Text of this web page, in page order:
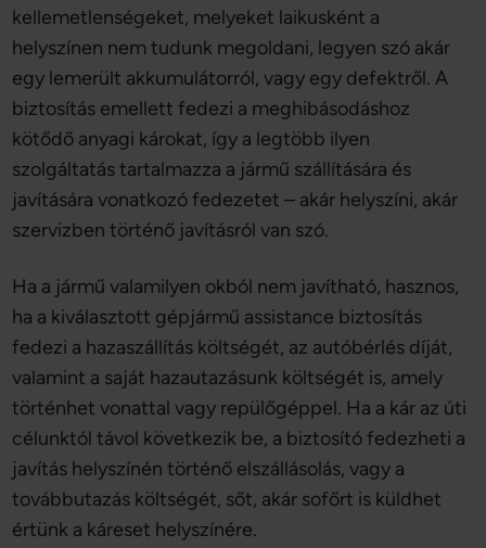
kellemetlenségeket, melyeket laikusként a
helyszínen nem tudunk megoldani, legyen szó akár
egy lemerült akkumulátorról, vagy egy defektről. A
biztosítás emellett fedezi a meghibásodáshoz
kötődő anyagi károkat, így a legtöbb ilyen
szolgáltatás tartalmazza a jármű szállítására és
javítására vonatkozó fedezetet – akár helyszíni, akár
szervizben történő javításról van szó.
Ha a jármű valamilyen okból nem javítható, hasznos,
ha a kiválasztott gépjármű assistance biztosítás
fedezi a hazaszállítás költségét, az autóbérlés díját,
valamint a saját hazautazásunk költségét is, amely
történhet vonattal vagy repülőgéppel. Ha a kár az úti
célunktól távol következik be, a biztosító fedezheti a
javítás helyszínén történő elszállásolás, vagy a
továbbutazás költségét, sőt, akár sofőrt is küldhet
értünk a káreset helyszínére.